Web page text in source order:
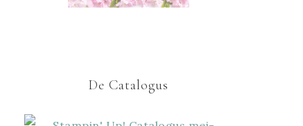
De Catalogus